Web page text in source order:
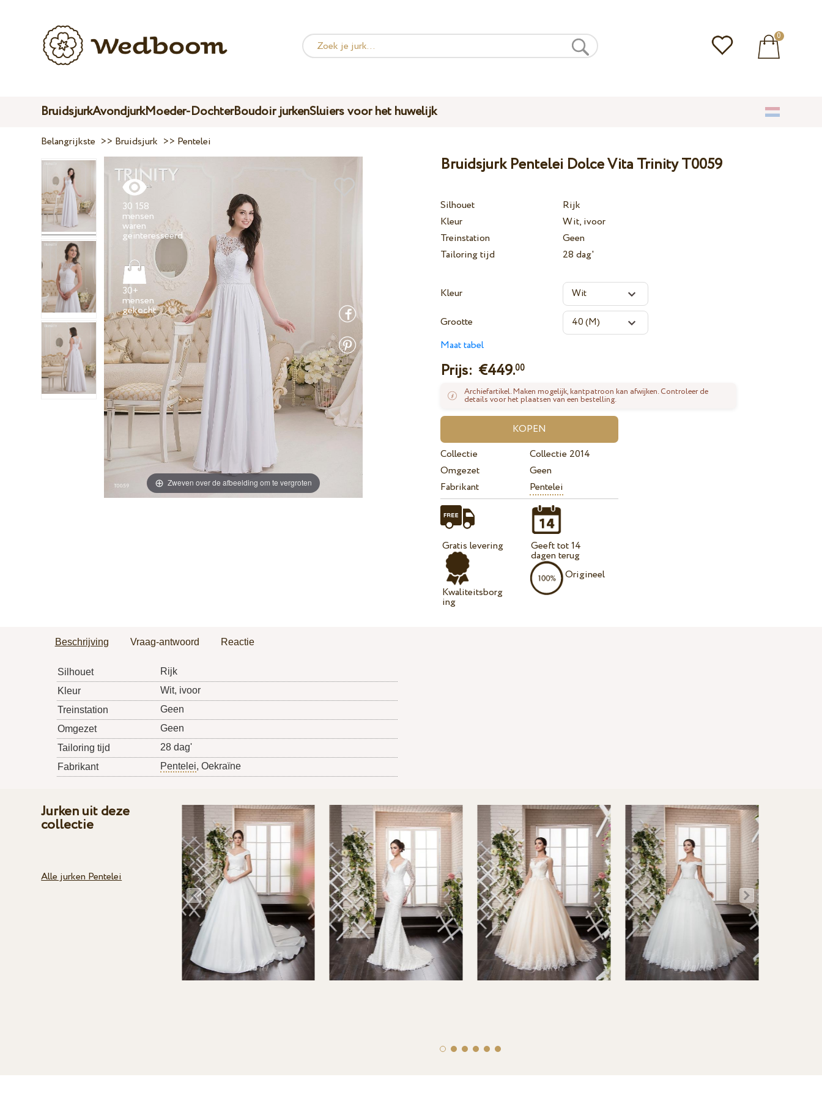
0
BruidsjurkAvondjurkMoeder-DochterBoudoir jurkenSluiers voor het huwelijk
Belangrijkste >> Bruidsjurk >> Pentelei
Zweven over de afbeelding om te vergroten
30 158
mensen
waren
30+
mensen
gekocht
Bruidsjurk Pentelei Dolce Vita Trinity T0059
Silhouet
Rijk
Kleur
Wit, ivoor
Treinstation
Geen
Tailoring tijd
28 dag'
Kleur
Grootte
Maat tabel
Prijs: €449.00
Archiefartikel. Maken mogelijk, kantpatroon kan afwijken. Controleer de
details voor het plaatsen van een bestelling.
Collectie
Collectie 2014
Omgezet
Geen
Fabrikant
Pentelei
Gratis levering
Kwaliteitsborg
ing
Geeft tot 14
dagen terug
Origineel
Beschrijving Vraag-antwoord Reactie
Silhouet
Rijk
Kleur
Wit, ivoor
Treinstation
Geen
Omgezet
Geen
Tailoring tijd
28 dag'
Fabrikant
Pentelei, Oekraïne
Jurken uit deze
collectie
Alle jurken Pentelei